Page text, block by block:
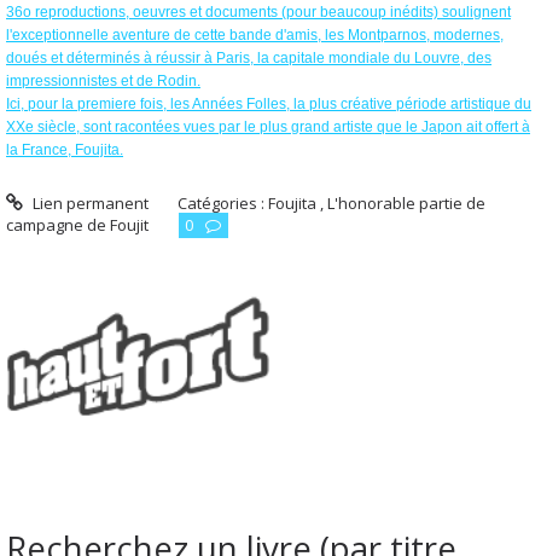
36o reproductions, oeuvres et documents (pour beaucoup inédits) soulignent
l'exceptionnelle aventure de cette bande d'amis, les Montparnos, modernes,
doués et déterminés à réussir à Paris, la capitale mondiale du Louvre, des
impressionnistes et de Rodin.
Ici, pour la premiere fois, les Années Folles, la plus créative période artistique du
XXe siècle, sont racontées vues par le plus grand artiste que le Japon ait offert à
la France, Foujita.
Lien permanent Catégories :Foujita , L'honorable partie de
campagne de Foujit
0